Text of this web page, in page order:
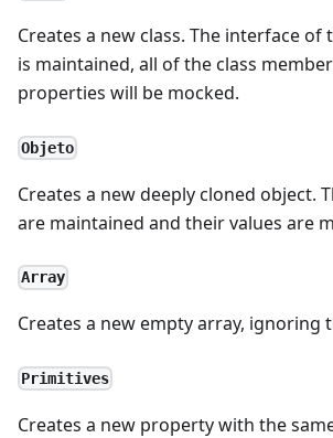
Creates a new class. The interface of
is maintained, all of the class
properties will be mocked.
Objeto
Creates a new deeply cloned object.
are maintained and their values are
Array
Creates a new empty array, ignoring
Primitives
Creates a new property with the